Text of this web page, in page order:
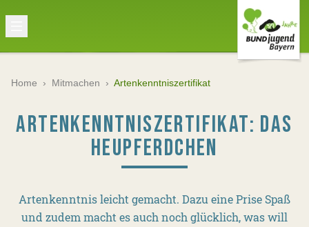
Home › Mitmachen › Artenkenntniszertifikat
ARTENKENNTNISZERTIFIKAT: DAS
HEUPFERDCHEN
Artenkenntnis leicht gemacht. Dazu eine Prise Spaß
und zudem macht es auch noch glücklich, was will